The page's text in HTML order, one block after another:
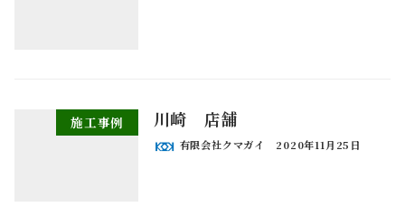
施工事例 川崎 店舗
有限会社クマガイ 2020年11月25日